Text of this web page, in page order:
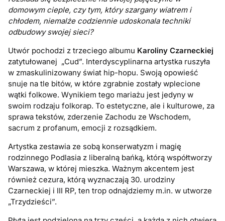
domowym cieple, czy tym, który szargany wiatrem i
chłodem, niemalże codziennie udoskonala techniki
odbudowy swojej sieci?
Utwór pochodzi z trzeciego albumu Karoliny Czarneckiej
zatytułowanej „Cud”. Interdyscyplinarna artystka ruszyła
w zmaskulinizowany świat hip-hopu. Swoją opowieść
snuje na tle bitów, w które zgrabnie zostały wplecione
wątki folkowe. Wynikiem tego mariażu jest jedyny w
swoim rodzaju folkorap. To estetyczne, ale i kulturowe, za
sprawa tekstów, zderzenie Zachodu ze Wschodem,
sacrum z profanum, emocji z rozsądkiem.
Artystka zestawia ze sobą konserwatyzm i magię
rodzinnego Podlasia z liberalną bańką, którą współtworzy
Warszawa, w której mieszka. Ważnym akcentem jest
również cezura, którą wyznaczają 30. urodziny
Czarneckiej i III RP, ten trop odnajdziemy m.in. w utworze
„Trzydzieści”.